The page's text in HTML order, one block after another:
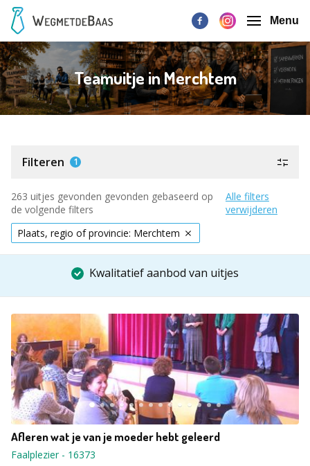
Menu
Teamuitje in Merchtem
Filteren 1
263 uitjes gevonden gevonden gebaseerd op
de volgende filters
Alle filters
verwijderen
Plaats, regio of provincie: Merchtem
Kwalitatief aanbod van uitjes
Afleren wat je van je moeder hebt geleerd
Faalplezier- 16373